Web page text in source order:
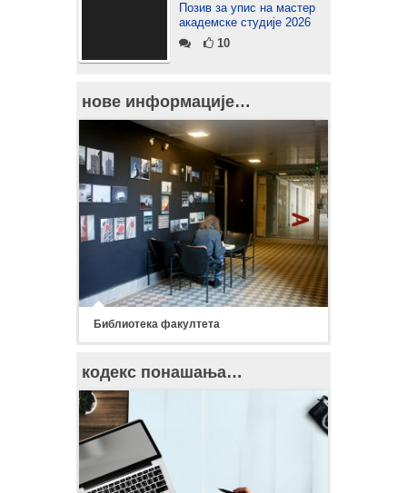
Позив за упис на мастер
академске студије 2026
10
нове информације…
Библиотека факултета
кодекс понашања…